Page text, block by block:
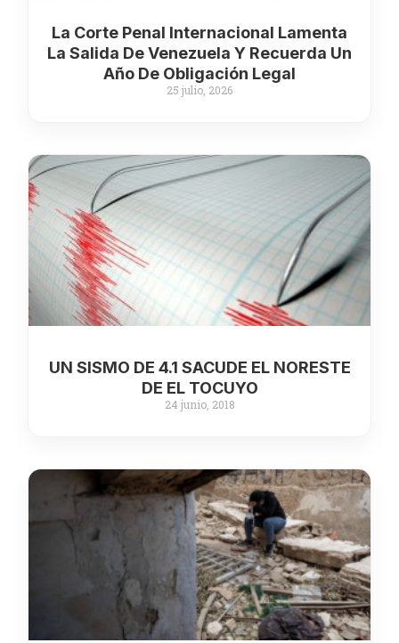
La Corte Penal Internacional Lamenta
La Salida De Venezuela Y Recuerda Un
Año De Obligación Legal
25 julio, 2026
UN SISMO DE 4.1 SACUDE EL NORESTE
DE EL TOCUYO
24 junio, 2018